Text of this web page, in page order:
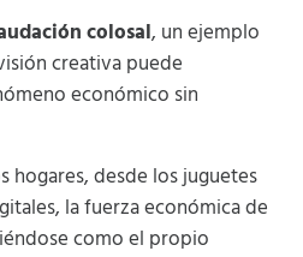
colosal, un ejemplo
creativa puede
económico sin
hogares, desde los juguetes
la fuerza económica de
como el propio